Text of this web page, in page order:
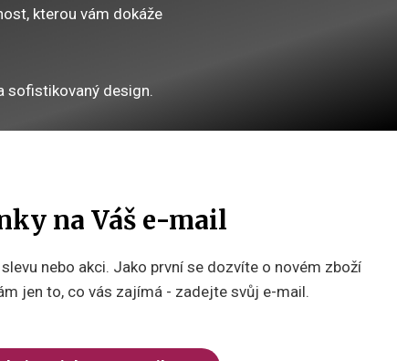
kterou vám dokáže
sofistikovaný design.
na Váš e-mail
nebo akci. Jako první se dozvíte o novém zboží
jen to, co vás zajímá - zadejte svůj e-mail.